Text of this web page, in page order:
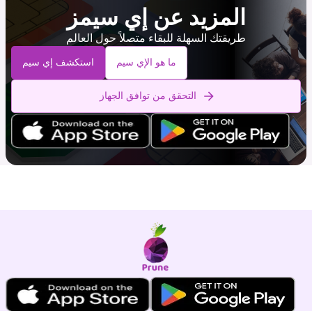
المزيد عن إي سيمز
طريقتك السهلة للبقاء متصلاً حول العالم
استكشف إي سيم ما هو الإي سيم
التحقق من توافق الجهاز